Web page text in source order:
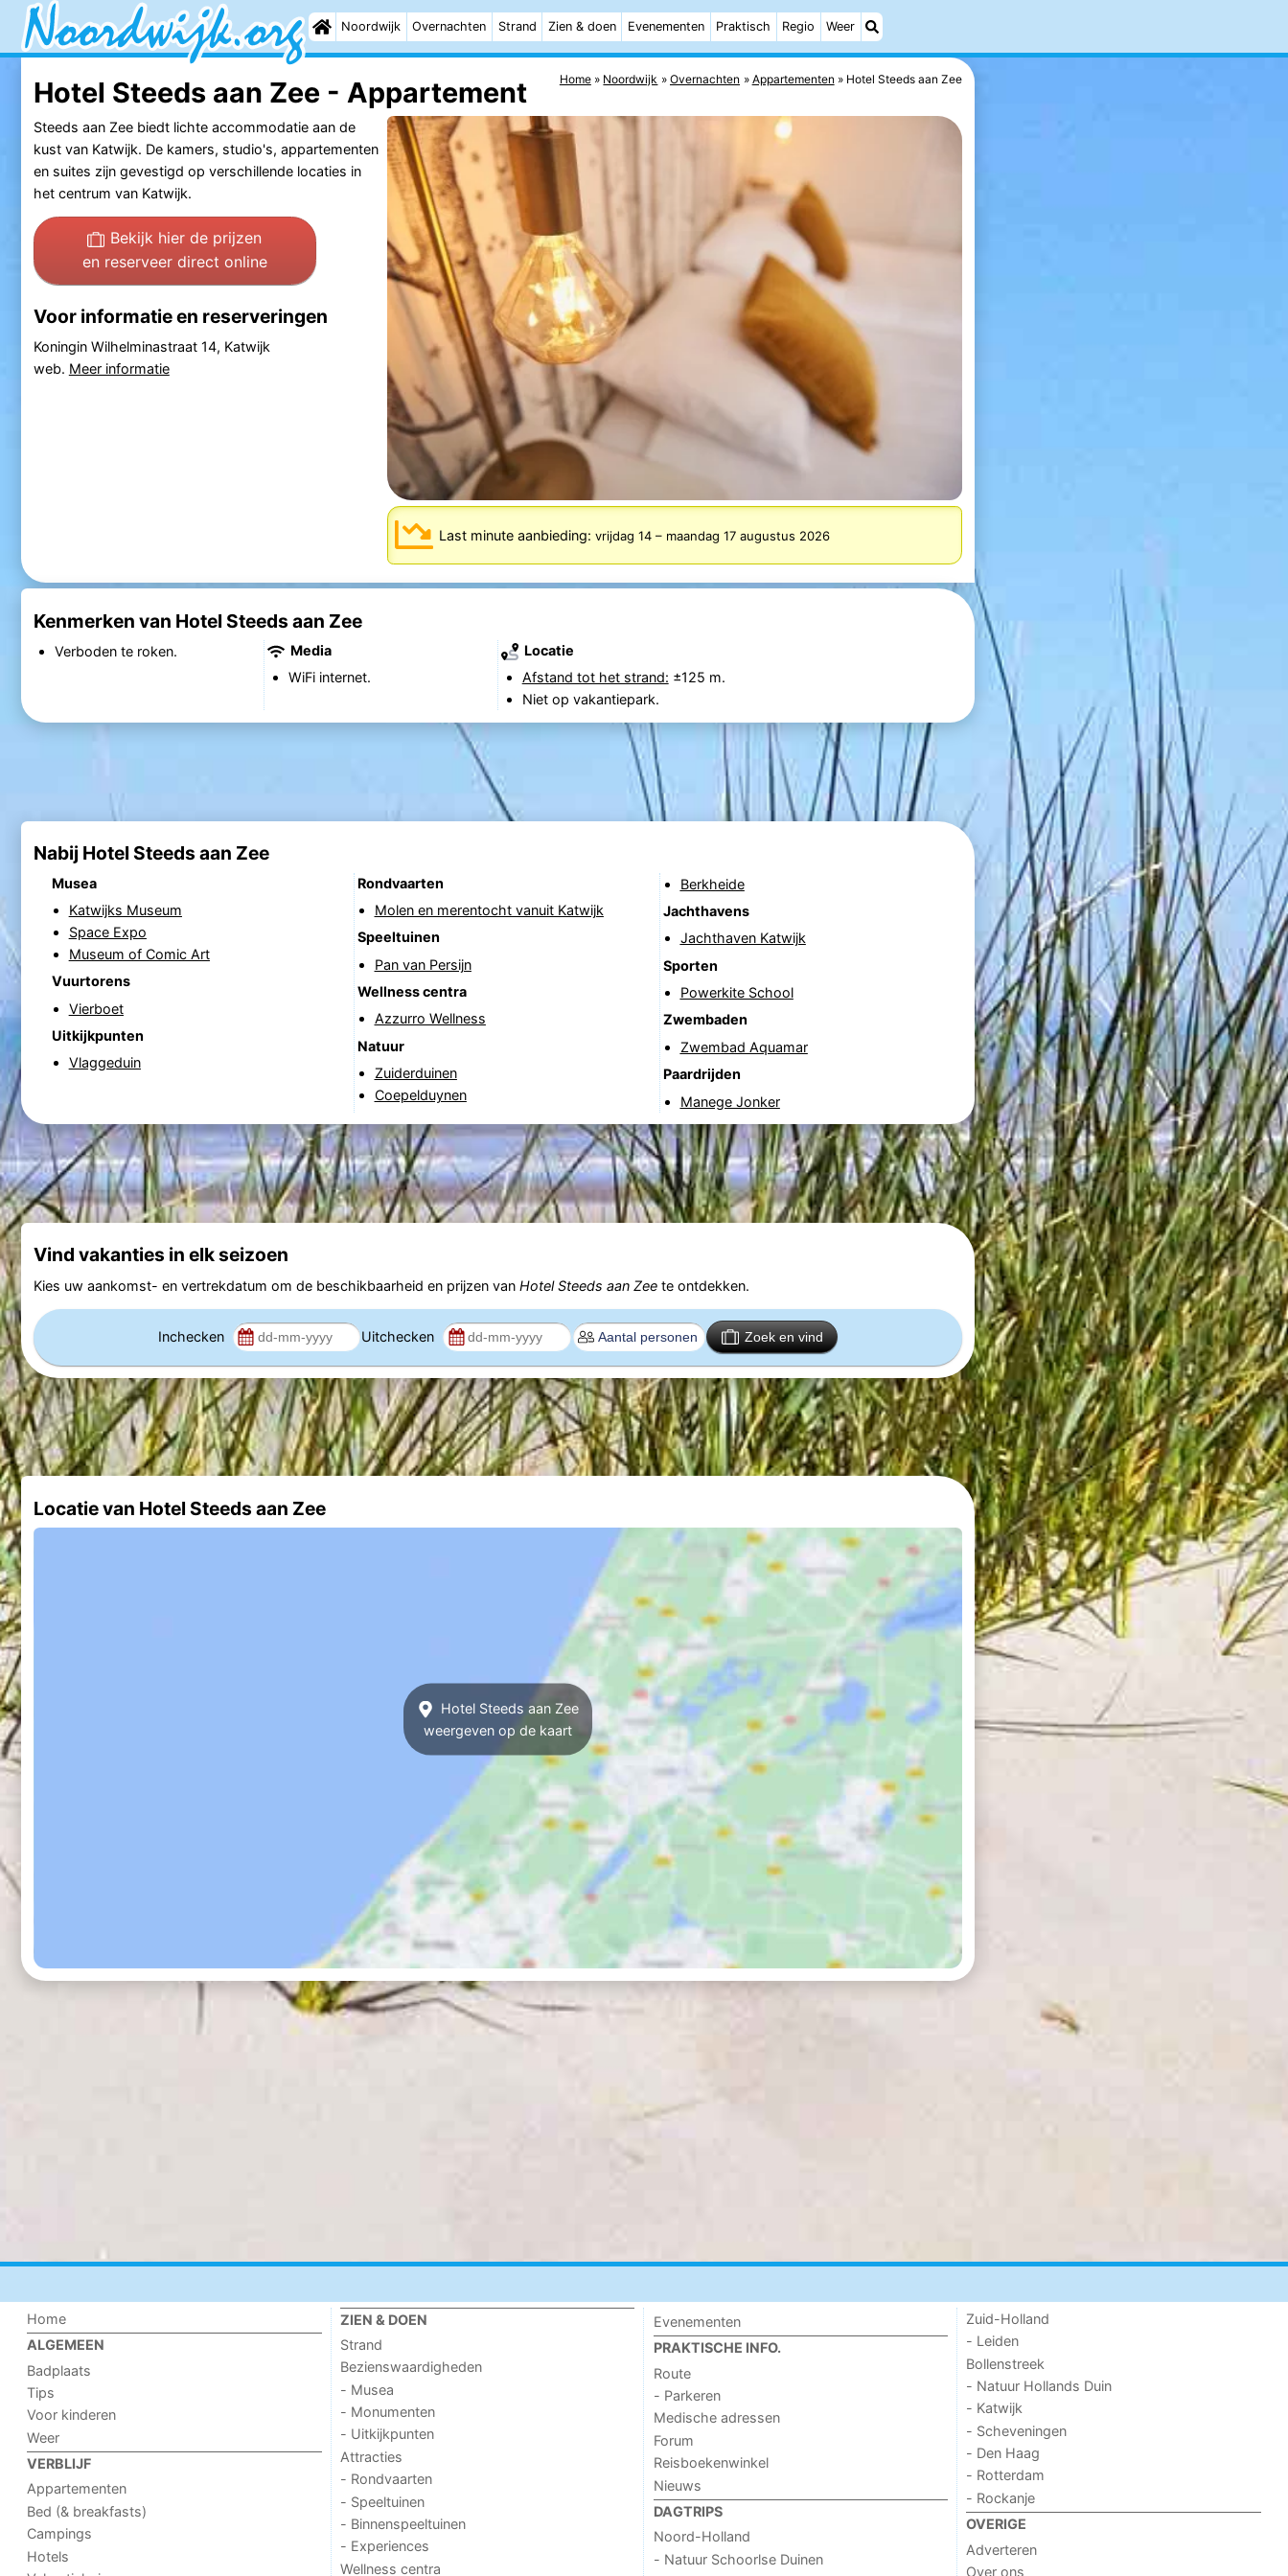
Noordwijk Overnachten Strand Zien & doen Evenementen Praktisch Regio Weer
Home Noordwijk Overnachten Appartementen Hotel Steeds aan Zee
Hotel Steeds aan Zee - Appartement
Last minute aanbieding: vrijdag 14– maandag 17 augustus 2026
Steeds aan Zee biedt lichte accommodatie aan de
kust van Katwijk. De kamers, studio's, appartementen
en suites zijn gevestigd op verschillende locaties in
het centrum van Katwijk.
Bekijk hier de prijzen
en reserveer direct online
Voor informatie en reserveringen
Koningin Wilhelminastraat 14, Katwijk
web. Meer informatie
Kenmerken van Hotel Steeds aan Zee
Verboden te roken.
Media
WiFi internet.
Locatie
Afstand tot het strand: ±125 m.
Niet op vakantiepark.
Nabij Hotel Steeds aan Zee
Musea
Katwijks Museum
Space Expo
Museum of Comic Art
Vuurtorens
Vierboet
Uitkijkpunten
Vlaggeduin
Rondvaarten
Molen en merentocht vanuit Katwijk
Speeltuinen
Pan van Persijn
Wellness centra
Azzurro Wellness
Natuur
Zuiderduinen
Coepelduynen
Berkheide
Jachthavens
Jachthaven Katwijk
Sporten
Powerkite School
Zwembaden
Zwembad Aquamar
Paardrijden
Manege Jonker
Vind vakanties in elk seizoen
Kies uw aankomst- en vertrekdatum om de beschikbaarheid en prijzen van Hotel Steeds aan Zeete ontdekken.
Inchecken Uitchecken Zoek en vind
Locatie van Hotel Steeds aan Zee
Hotel Steeds aan Zee
weergeven op de kaart
Home
ALGEMEEN
Badplaats
Tips
Voor kinderen
Weer
VERBLIJF
Appartementen
Bed (& breakfasts)
Campings
Hotels
ZIEN & DOEN
Strand
Bezienswaardigheden
- Musea
- Monumenten
- Uitkijkpunten
Attracties
- Rondvaarten
- Speeltuinen
- Binnenspeeltuinen
- Experiences
Wellness centra
Evenementen
PRAKTISCHE INFO.
Route
- Parkeren
Medische adressen
Forum
Reisboekenwinkel
Nieuws
DAGTRIPS
Noord-Holland
- Natuur Schoorlse Duinen
Zuid-Holland
- Leiden
Bollenstreek
- Natuur Hollands Duin
- Katwijk
- Scheveningen
- Den Haag
- Rotterdam
- Rockanje
OVERIGE
Adverteren
Over ons